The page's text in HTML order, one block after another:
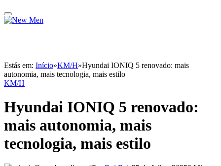
Estás em: Início»KM/H»Hyundai IONIQ 5 renovado: mais
autonomia, mais tecnologia, mais estilo
KM/H
Hyundai IONIQ 5 renovado:
mais autonomia, mais
tecnologia, mais estilo